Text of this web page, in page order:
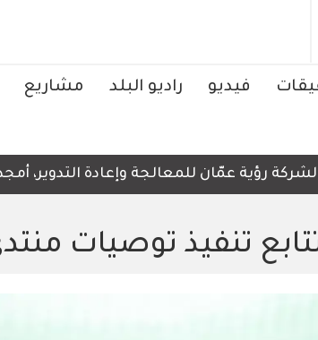
فيديو راديو البلد مشاريع
رؤية عمّان للمعالجة وإعادة التدوير، أمجد
تنفيذ توصيات